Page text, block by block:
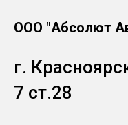
ООО "Абсолют
г.
7 ст.28